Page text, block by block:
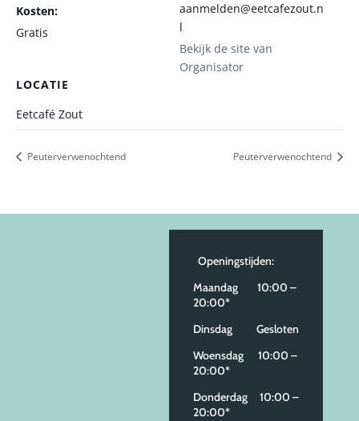
Kosten:
Gratis
LOCATIE
Eetcafé Zout
aanmelden@eetcafezout.n
l
Bekijk de site van
Organisator
Peuterverwenochtend Peuterverwenochtend
Openingstijden:
Maandag 10:00 –
20:00*
Dinsdag Gesloten
Woensdag 10:00 –
20:00*
Donderdag 10:00 –
20:00*